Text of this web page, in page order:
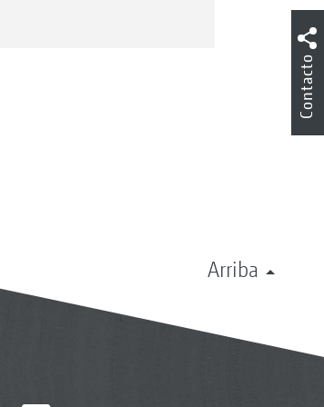
Arriba
Contacto